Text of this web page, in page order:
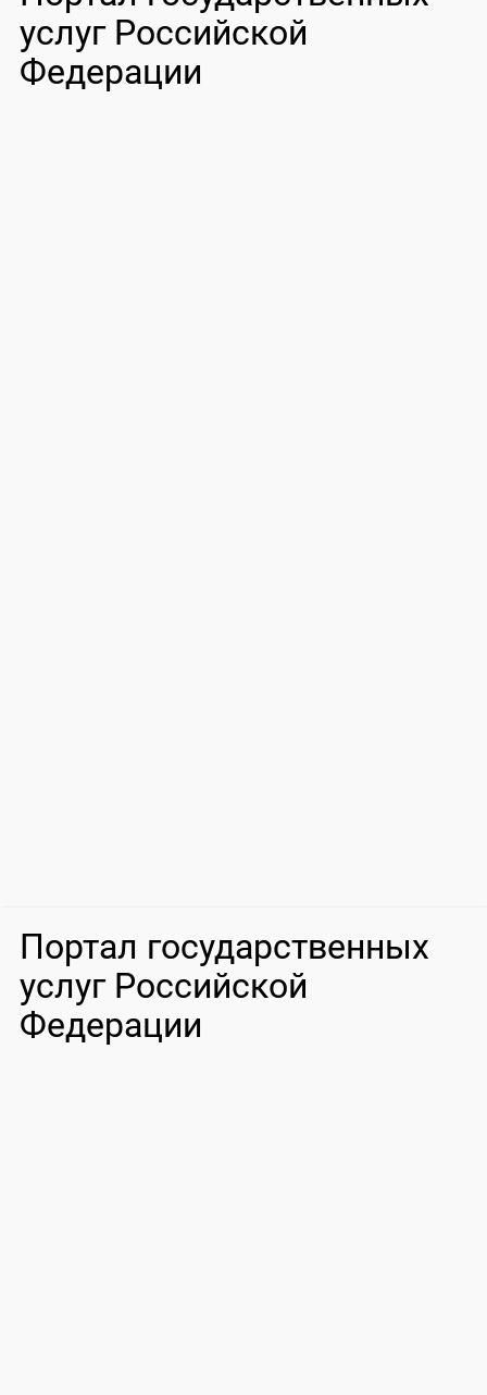
услуг Российской
Федерации
Портал государственных
услуг Российской
Федерации